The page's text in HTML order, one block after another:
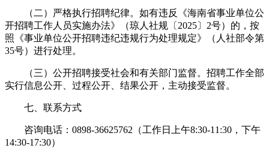
（二）严格执行招聘纪律。如有违反《海南省事业单位公
开招聘工作人员实施办法》（琼人社规〔2025〕2号）的，按
照《事业单位公开招聘违纪违规行为处理规定》（人社部令第
35号）进行处理。
（三）公开招聘接受社会和有关部门监督。招聘工作全部
实行信息公开、过程公开、结果公开，主动接受监督。
七、联系方式
咨询电话：0898-36625762（工作日上午8:30-11:30，下午
14:30-17:30）